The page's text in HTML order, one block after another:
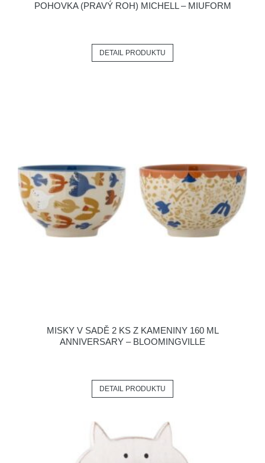
POHOVKA (PRAVÝ ROH) MICHELL – MIUFORM
DETAIL PRODUKTU
MISKY V SADĚ 2 KS Z KAMENINY 160 ML
ANNIVERSARY – BLOOMINGVILLE
DETAIL PRODUKTU